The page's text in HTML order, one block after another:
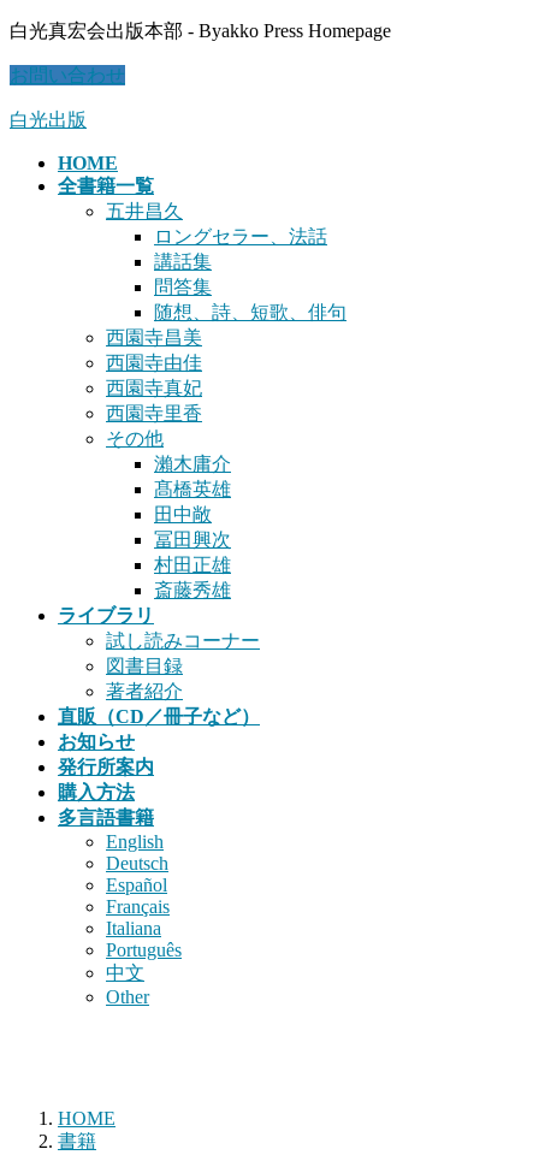
コ
テ
ツ
ナ
ゲ
シ
白光真宏会出版本部 - Byakko Press Homepage
お問い合わせ
白光出版
HOME
全書籍一覧
五井昌久
ロングセラー、法話
講話集
問答集
随想、詩、短歌、俳句
西園寺昌美
西園寺由佳
西園寺真妃
西園寺里香
その他
瀨木庸介
髙橋英雄
田中敞
冨田興次
村田正雄
斎藤秀雄
ライブラリ
試し読みコーナー
図書目録
著者紹介
直販（CD／冊子など）
お知らせ
発行所案内
購入方法
多言語書籍
English
Deutsch
Español
Français
Italiana
Português
中文
Other
HOME
書籍